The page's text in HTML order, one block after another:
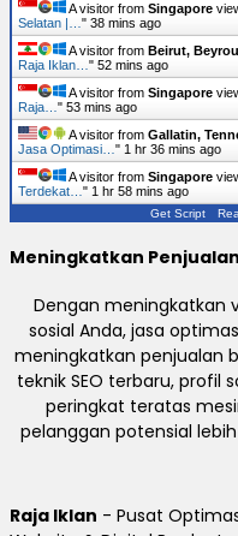
A visitor from Singapore
Selatan |… " 38 mins ago
A visitor from Beirut,
Raja Iklan… " 52 mins ago
A visitor from Singapore
Raja… " 53 mins ago
A visitor from Gallatin,
Jasa Optimasi… " 1 hr 36 mins ago
A visitor from Singapore
Terdekat… " 1 hr 58 mins ago
Get Script
Meningkatkan Penjualan
Dengan meningkatkan
sosial Anda, jasa
meningkatkan penjualan
teknik SEO terbaru, profil
peringkat teratas
pelanggan potensial
Raja Iklan - Pusat